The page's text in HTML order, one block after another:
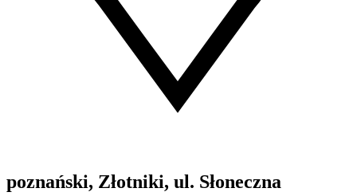
poznański, Złotniki, ul. Słoneczna